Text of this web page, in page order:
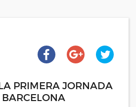
PRIMERA JORNADA
BARCELONA